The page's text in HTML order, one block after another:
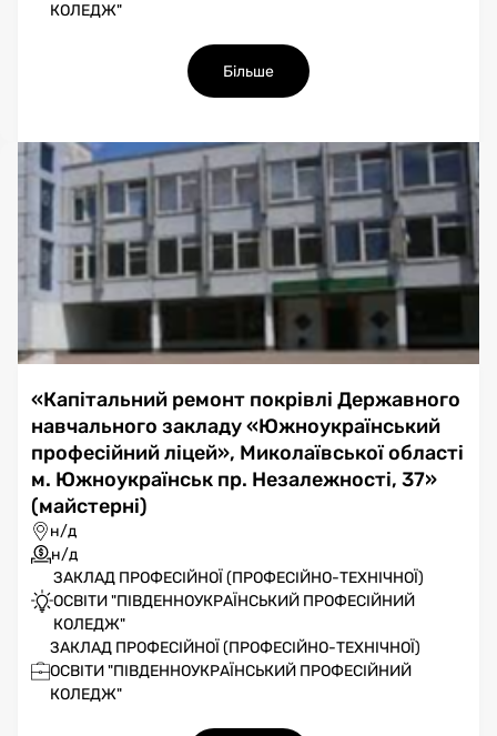
КОЛЕДЖ"
Більше
«Капітальний ремонт покрівлі Державного
навчального закладу «Южноукраїнський
професійний ліцей», Миколаївської області
м. Южноукраїнськ пр. Незалежності, 37»
(майстерні)
н/д
н/д
ЗАКЛАД ПРОФЕСІЙНОЇ (ПРОФЕСІЙНО-ТЕХНІЧНОЇ)
ОСВІТИ "ПІВДЕННОУКРАЇНСЬКИЙ ПРОФЕСІЙНИЙ
КОЛЕДЖ"
ЗАКЛАД ПРОФЕСІЙНОЇ (ПРОФЕСІЙНО-ТЕХНІЧНОЇ)
ОСВІТИ "ПІВДЕННОУКРАЇНСЬКИЙ ПРОФЕСІЙНИЙ
КОЛЕДЖ"